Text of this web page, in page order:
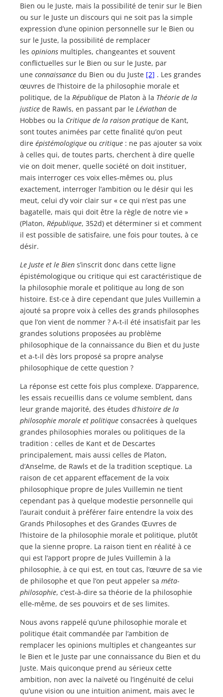
Bien ou le Juste, mais la possibilité de tenir sur le Bien
ou sur le Juste un discours qui ne soit pas la simple
expression d’une opinion personnelle sur le Bien ou
sur le Juste, la possibilité de remplacer
les opinions multiples, changeantes et souvent
conflictuelles sur le Bien ou sur le Juste, par
une connaissance du Bien ou du Juste [2] . Les grandes
œuvres de l’histoire de la philosophie morale et
politique, de la République de Platon à la Théorie de la
justice de Rawls, en passant par le Léviathan de
Hobbes ou la Critique de la raison pratique de Kant,
sont toutes animées par cette finalité qu’on peut
dire épistémologique ou critique : ne pas ajouter sa voix
à celles qui, de toutes parts, cherchent à dire quelle
vie on doit mener, quelle société on doit instituer,
mais interroger ces voix elles-mêmes ou, plus
exactement, interroger l’ambition ou le désir qui les
meut, celui d’y voir clair sur « ce qui n’est pas une
bagatelle, mais qui doit être la règle de notre vie »
(Platon, République, 352d) et déterminer si et comment
il est possible de satisfaire, une fois pour toutes, à ce
désir.
Le Juste et le Bien s’inscrit donc dans cette ligne
épistémologique ou critique qui est caractéristique de
la philosophie morale et politique au long de son
histoire. Est-ce à dire cependant que Jules Vuillemin a
ajouté sa propre voix à celles des grands philosophes
que l’on vient de nommer ? A-t-il été insatisfait par les
grandes solutions proposées au problème
philosophique de la connaissance du Bien et du Juste
et a-t-il dès lors proposé sa propre analyse
philosophique de cette question ?
La réponse est cette fois plus complexe. D’apparence,
les essais recueillis dans ce volume semblent, dans
leur grande majorité, des études d’histoire de la
philosophie morale et politique consacrées à quelques
grandes philosophies morales ou politiques de la
tradition : celles de Kant et de Descartes
principalement, mais aussi celles de Platon,
d’Anselme, de Rawls et de la tradition sceptique. La
raison de cet apparent effacement de la voix
philosophique propre de Jules Vuillemin ne tient
cependant pas à quelque modestie personnelle qui
l’aurait conduit à préférer faire entendre la voix des
Grands Philosophes et des Grandes Œuvres de
l’histoire de la philosophie morale et politique, plutôt
que la sienne propre. La raison tient en réalité à ce
qui est l’apport propre de Jules Vuillemin à la
philosophie, à ce qui est, en tout cas, l’œuvre de sa vie
de philosophe et que l’on peut appeler sa méta-
philosophie, c’est-à-dire sa théorie de la philosophie
elle-même, de ses pouvoirs et de ses limites.
Nous avons rappelé qu’une philosophie morale et
politique était commandée par l’ambition de
remplacer les opinions multiples et changeantes sur
le Bien et le Juste par une connaissance du Bien et du
Juste. Mais quiconque prend au sérieux cette
ambition, non avec la naïveté ou l’ingénuité de celui
qu’une vision ou une intuition animent, mais avec le